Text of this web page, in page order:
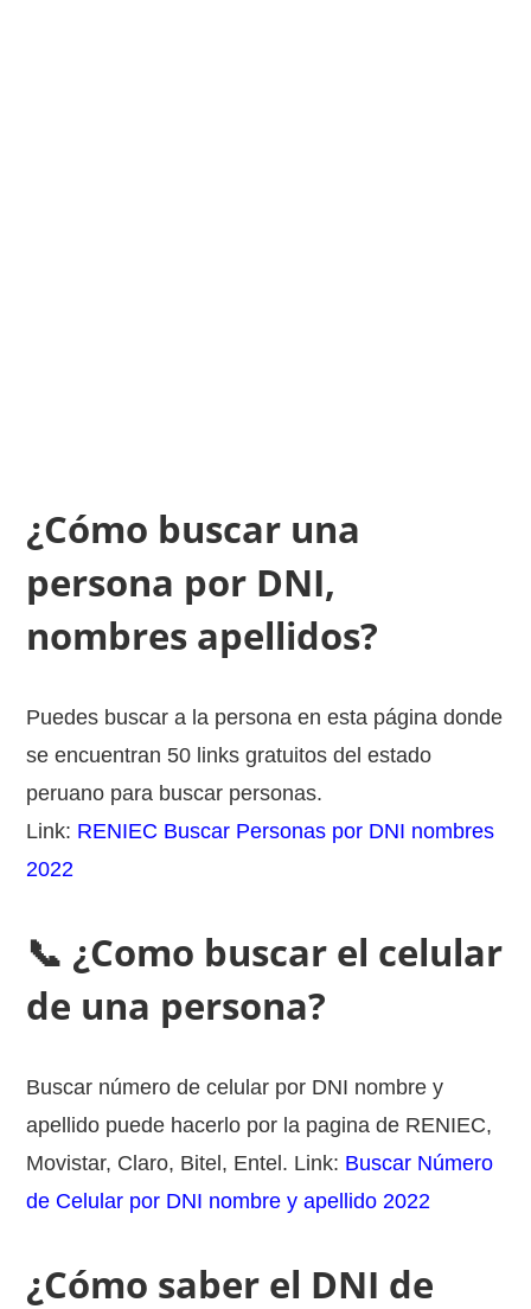
¿Cómo buscar una
persona por DNI,
nombres apellidos?
Puedes buscar a la persona en esta página donde
se encuentran 50 links gratuitos del estado
peruano para buscar personas.
Link: RENIEC Buscar Personas por DNI nombres
2022
📞 ¿Como buscar el celular
de una persona?
Buscar número de celular por DNI nombre y
apellido puede hacerlo por la pagina de RENIEC,
Movistar, Claro, Bitel, Entel. Link: Buscar Número
de Celular por DNI nombre y apellido 2022
¿Cómo saber el DNI de